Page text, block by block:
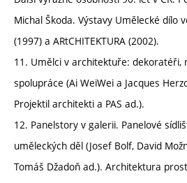
Michal Škoda. Výstavy Umělecké dílo
(1997) a ARtCHITEKTURA (2002).
11. Umělci v architektuře: dekoratéři,
spolupráce (Ai WeiWei a Jacques
Projektil architekti a PAS ad.).
12. Panelstory v galerii. Panelové
uměleckých děl (Josef Bolf, David
Tomáš Džadoň ad.). Architektura